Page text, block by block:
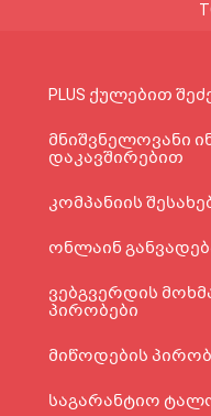
PLUS ქულებით
მნიშვნელოვანი
დაკავშირებით
კომპანიის
ონლაინ
ვებგვერდის
პირობები
მიწოდების
საგარანტიო